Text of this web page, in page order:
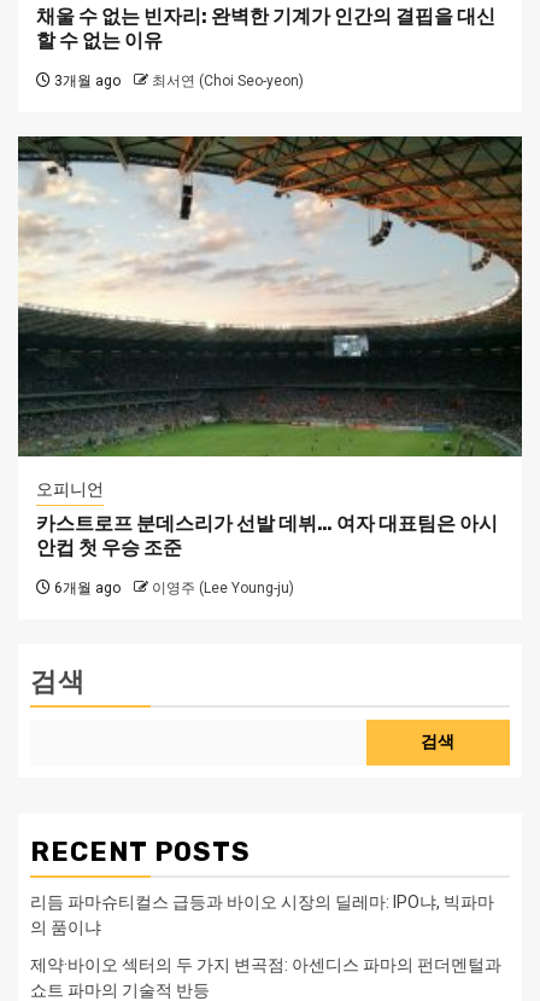
채울 수 없는 빈자리: 완벽한 기계가 인간의 결핍을 대신
할 수 없는 이유
3개월 ago 최서연 (Choi Seo-yeon)
오피니언
카스트로프 분데스리가 선발 데뷔… 여자 대표팀은 아시
안컵 첫 우승 조준
6개월 ago 이영주 (Lee Young-ju)
검색
검색
RECENT POSTS
리듬 파마슈티컬스 급등과 바이오 시장의 딜레마: IPO냐, 빅파마
의 품이냐
제약·바이오 섹터의 두 가지 변곡점: 아센디스 파마의 펀더멘털과
쇼트 파마의 기술적 반등